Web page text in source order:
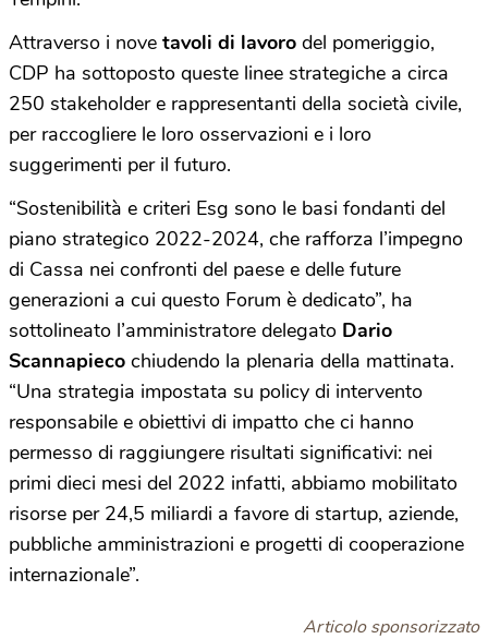
Attraverso i nove tavoli di lavoro
del pomeriggio,
CDP ha sottoposto queste linee strategiche a circa
250 stakeholder e rappresentanti della società civile,
per raccogliere le loro osservazioni e i loro
suggerimenti per il futuro.
“Sostenibilità e criteri Esg sono le basi fondanti del
piano strategico 2022-2024, che rafforza l’impegno
di Cassa nei confronti del paese e delle future
generazioni a cui questo Forum è dedicato”, ha
sottolineato l’amministratore delegato Dario
Scannapieco
chiudendo la plenaria della mattinata.
“Una strategia impostata su policy di intervento
responsabile e obiettivi di impatto che ci hanno
permesso di raggiungere risultati significativi: nei
primi dieci mesi del 2022 infatti, abbiamo mobilitato
risorse per 24,5 miliardi a favore di startup, aziende,
pubbliche amministrazioni e progetti di cooperazione
internazionale”.
Articolo sponsorizzato